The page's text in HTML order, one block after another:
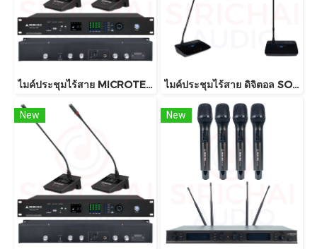
ไมค์ประชุมไร้สาย MICROTECH รุ่น Microsys G1 , G2 , G3 ไมค์ประชุมไร้สาย ดิจิตอล SOUNDVISION รุ่น DWS-2000M , DWS-2000C , DWS-2000D
New New